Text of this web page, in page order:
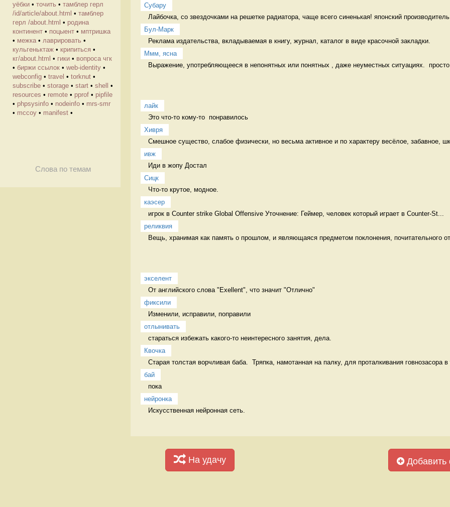
уёбки • точить • тамблер герл
/id/article/about.html • тамблер
герл /about.html • родина
континент • поцыент • мптришка
• межка • лаврировать •
кульгеньктаж • крипиться •
кг/about.html • гики • вопроса чгк
• биржи ссылок • web-identity •
webconfig • travel • torknut •
subscribe • storage • start • shell
•
resources • remote • pprof • pipfile
• phpsysinfo • nodeinfo • mrs-smr
• mccoy • manifest •
Слова по темам
Cубару
Лайбочка, со звездочками на решетке радиатора, чаще всего синенькая! японский производитель
Бул-Марк
Реклама издательства, вкладываемая в книгу, журнал, каталог в виде красочной закладки.
Ммм, ясна
Выражение, употребляющееся в непонятных или понятных , даже неуместных ситуациях.  просто
лайк
Это что-то кому-то  понравилось
Хивря
Смешное существо, слабое физически, но весьма активное и по характеру весёлое, забавное,
ивж
Иди в жопу Достал
Сицк
Что-то крутое, модное.
каэсер
игрок в Counter strike Global Offensive Уточнение: Геймер, человек который играет в Counter-St...
реликвия
Вещь, хранимая как память о прошлом, и являющаяся предметом поклонения, почитательного
экселент
От английского слова "Exellent", что значит "Отлично"
фиксили
Изменили, исправили, поправили
отлынивать
стараться избежать какого-то неинтересного занятия, дела.
Квочка
Старая толстая ворчливая баба.  Тряпка, намотанная на палку, для проталкивания говнозасора в
бай
пока
нейронка
Искусственная нейронная сеть.
На удачу Добавить